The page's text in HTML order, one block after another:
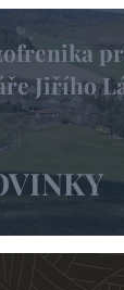
Jiřího
web